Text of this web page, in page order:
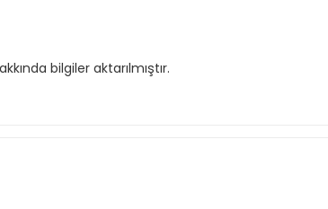
bilgiler aktarılmıştır.